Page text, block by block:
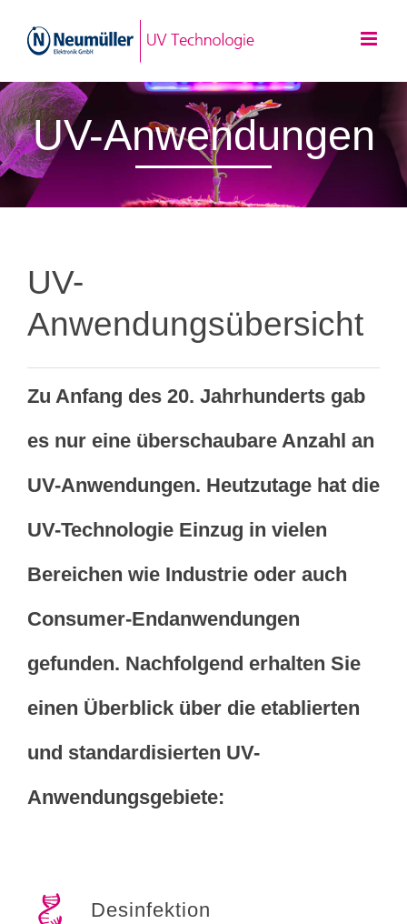
Inhalt
springen
UV-Anwendungen
UV-
Anwendungsübersicht
Zu Anfang des 20. Jahrhunderts gab
es nur eine überschaubare Anzahl an
UV-Anwendungen. Heutzutage hat die
UV-Technologie Einzug in vielen
Bereichen wie Industrie oder auch
Consumer-Endanwendungen
gefunden. Nachfolgend erhalten Sie
einen Überblick über die etablierten
und standardisierten UV-
Anwendungsgebiete:
Desinfektion